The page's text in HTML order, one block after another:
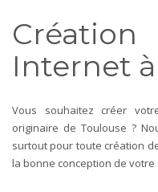
Internet
Vous souhaitez créer
originaire de Toulouse ?
surtout pour toute création
la bonne conception de votre